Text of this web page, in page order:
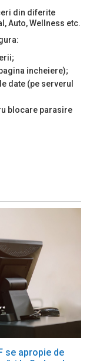
din diferite
Auto, Wellness etc.
incheiere);
date (pe serverul
blocare parasire
se apropie de